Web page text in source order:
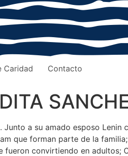
Caridad Contacto
Junto a su amado esposo
que forman parte de la
fueron convirtiendo en adultos;